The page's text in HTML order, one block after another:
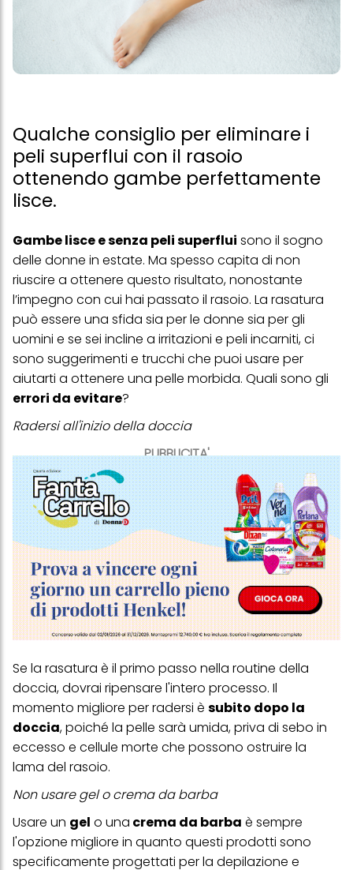
Qualche consiglio per eliminare i
peli superflui con il rasoio
ottenendo gambe perfettamente
lisce.
PUBBLICITA'
Gambe lisce e senza peli superflui sono il sogno
delle donne in estate. Ma spesso capita di non
riuscire a ottenere questo risultato, nonostante
l’impegno con cui hai passato il rasoio. La rasatura
può essere una sfida sia per le donne sia per gli
uomini e se sei incline a irritazioni e peli incarniti, ci
sono suggerimenti e trucchi che puoi usare per
aiutarti a ottenere una pelle morbida. Quali sono gli
errori da evitare?
Radersi all'inizio della doccia
Se la rasatura è il primo passo nella routine della
doccia, dovrai ripensare l'intero processo. Il
momento migliore per radersi è subito dopo la
doccia, poiché la pelle sarà umida, priva di sebo in
eccesso e cellule morte che possono ostruire la
lama del rasoio.
Non usare gel o crema da barba
Usare un gel o una crema da barba è sempre
l'opzione migliore in quanto questi prodotti sono
specificamente progettati per la depilazione e